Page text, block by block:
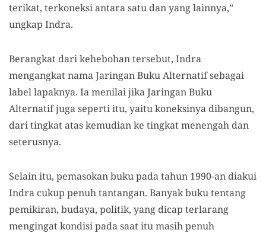
terikat, terkoneksi antara satu dan yang lainnya,”
ungkap Indra.
Berangkat dari kehebohan tersebut, Indra
mengangkat nama Jaringan Buku Alternatif sebagai
label lapaknya. Ia menilai jika Jaringan Buku
Alternatif juga seperti itu, yaitu koneksinya dibangun,
dari tingkat atas kemudian ke tingkat menengah dan
seterusnya.
Selain itu, pemasokan buku pada tahun 1990-an diakui
Indra cukup penuh tantangan. Banyak buku tentang
pemikiran, budaya, politik, yang dicap terlarang
mengingat kondisi pada saat itu masih penuh